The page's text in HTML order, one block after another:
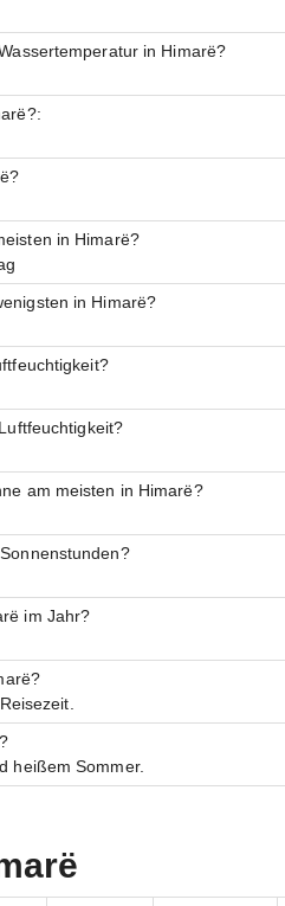
in Himarë?
in Himarë?
in Himarë?
am meisten in Himarë?
im Jahr?
heißem Sommer.